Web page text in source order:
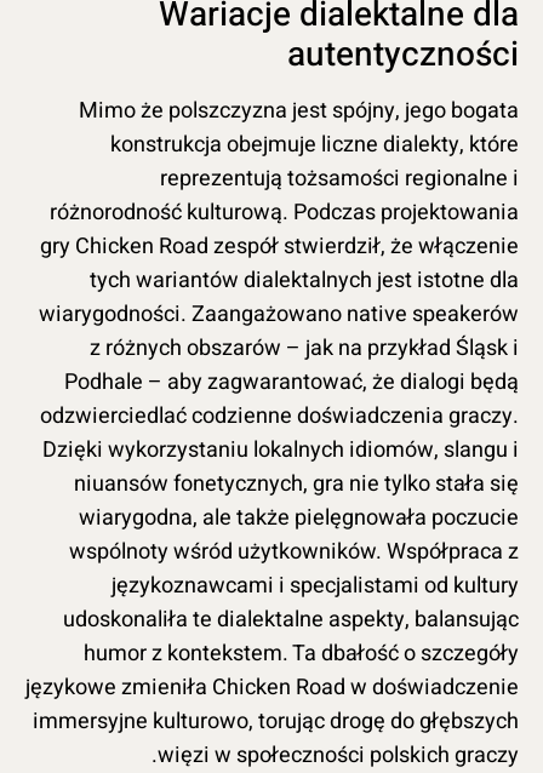
Wariacje dialektalne dla
autentyczności
Mimo że polszczyzna jest spójny, jego bogata
konstrukcja obejmuje liczne dialekty, które
reprezentują tożsamości regionalne i
różnorodność kulturową. Podczas projektowania
gry Chicken Road zespół stwierdził, że włączenie
tych wariantów dialektalnych jest istotne dla
wiarygodności. Zaangażowano native speakerów
z różnych obszarów – jak na przykład Śląsk i
Podhale – aby zagwarantować, że dialogi będą
odzwierciedlać codzienne doświadczenia graczy.
Dzięki wykorzystaniu lokalnych idiomów, slangu i
niuansów fonetycznych, gra nie tylko stała się
wiarygodna, ale także pielęgnowała poczucie
wspólnoty wśród użytkowników. Współpraca z
językoznawcami i specjalistami od kultury
udoskonaliła te dialektalne aspekty, balansując
humor z kontekstem. Ta dbałość o szczegóły
językowe zmieniła Chicken Road w doświadczenie
immersyjne kulturowo, torując drogę do głębszych
więzi w społeczności polskich graczy.